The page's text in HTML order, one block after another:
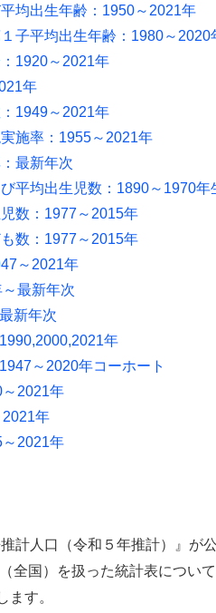
均出生年齢：1950～2021年
子平均出生年齢：1980～2020
1920～2021年
年
1949～2021年
施率：1955～2021年
最新年次
平均出生児数：1890～1970年
数：1977～2015年
数：1977～2015年
～2021年
最新年次
新年次
年
～2020年コーホート
2021年
年
2021年
計人口（令和５年推計）』が公
全国）を扱った統計表について
ます。